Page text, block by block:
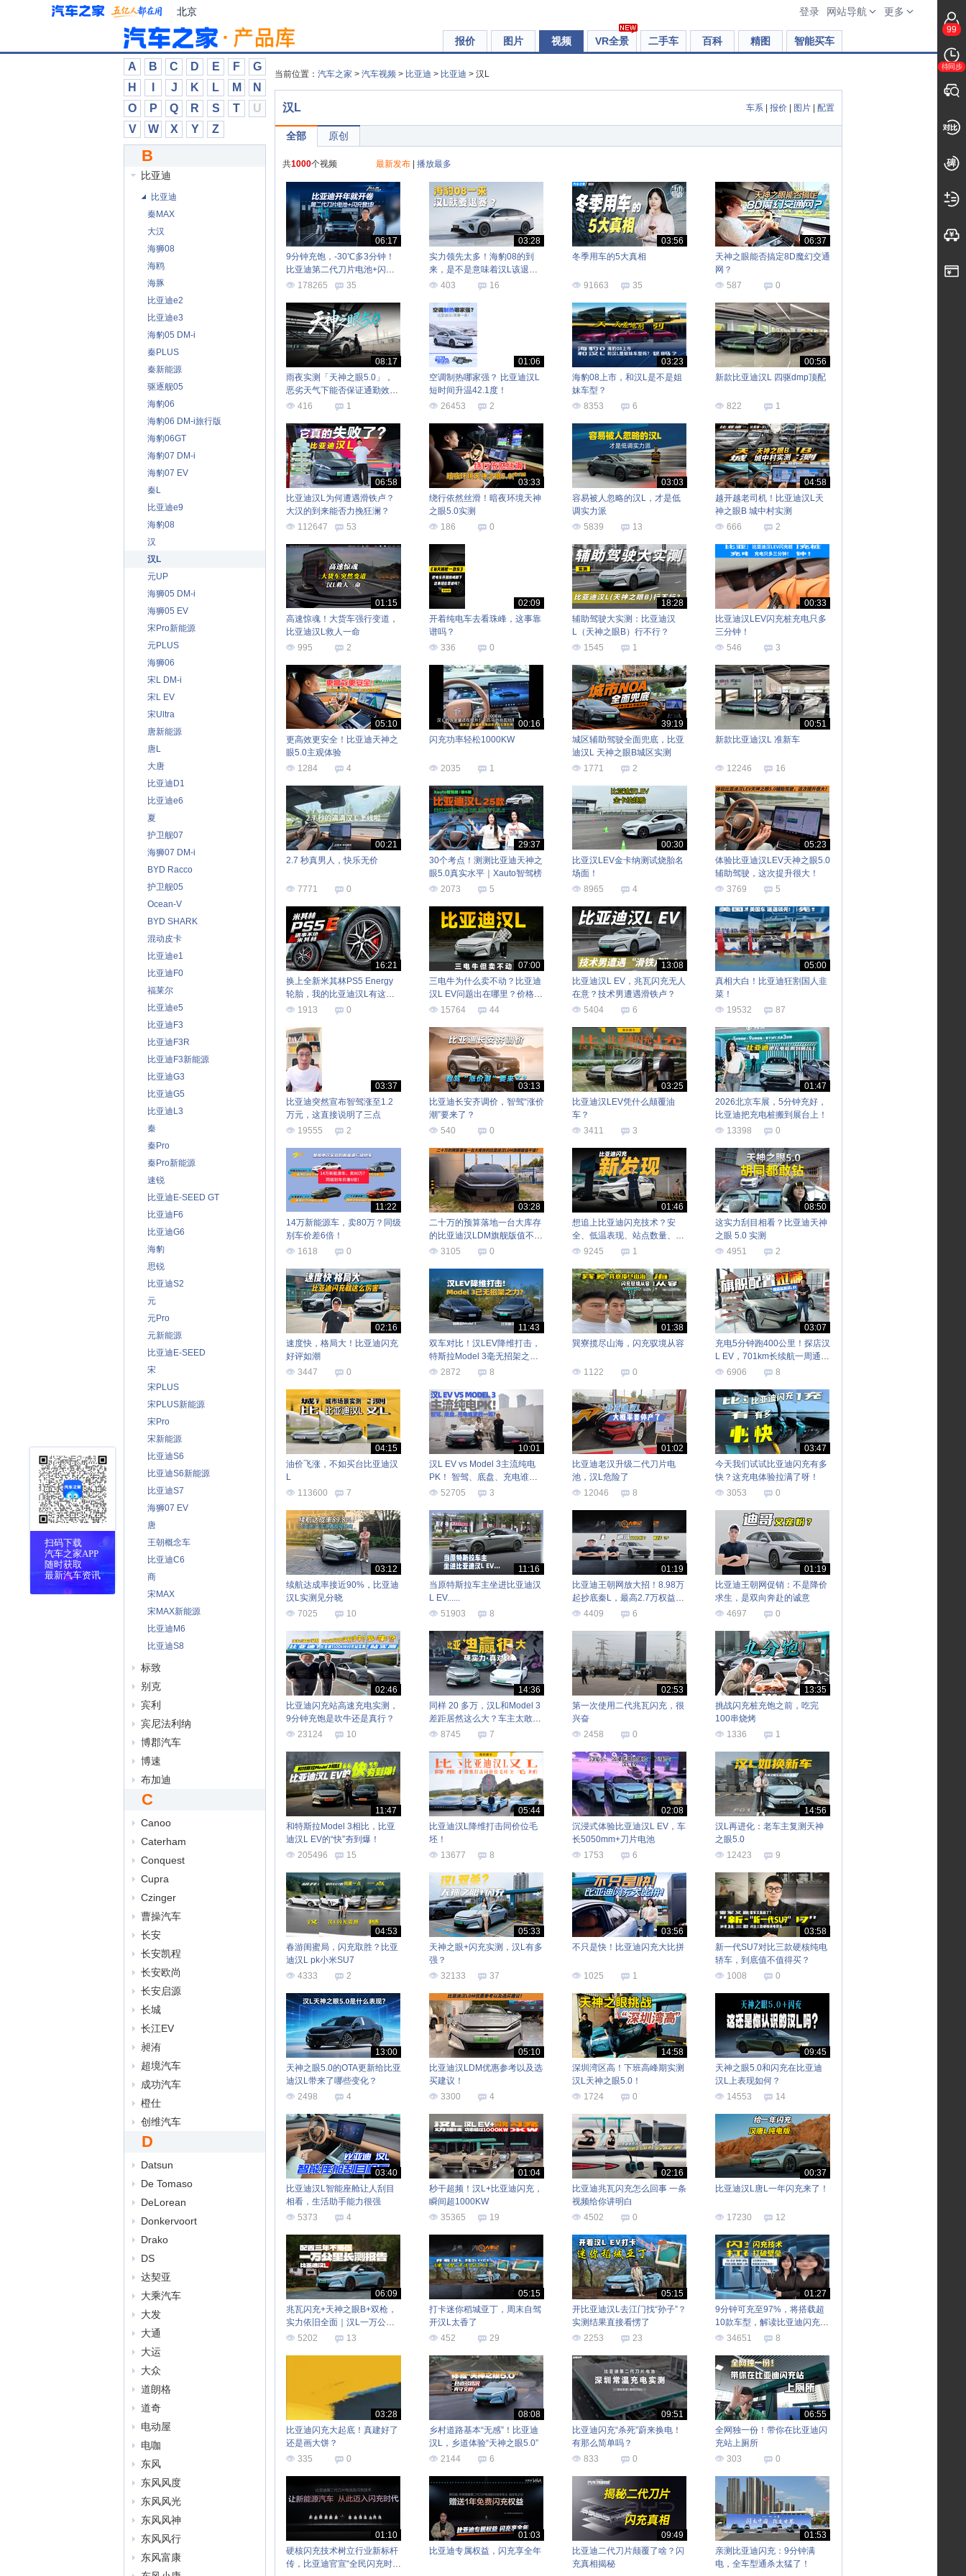
北京 登录 网站导航 更多
报价 图片 视频 VR全景 二手车 百科 精图 智能买车
A B C D E F
G
H
J K L M
N
O
P Q R S T
U
V
W X Y Z
北汽幻速
北汽瑞翔
北汽威旺
北汽新能源
奔驰
奔腾
本田
比德文汽车
比速汽车
比亚迪
比亚迪
秦MAX
大汉
海狮08
海鸥
海豚
比亚迪e2
比亚迪e3
海豹05 DM-i
秦PLUS
秦新能源
驱逐舰05
海豹06
海豹06 DM-i旅行版
海豹06GT
海豹07 DM-i
海豹07 EV
秦L
比亚迪e9
海豹08
汉
汉L
元UP
海狮05 DM-i
海狮05 EV
宋Pro新能源
元PLUS
海狮06
宋L DM-i
宋L EV
宋Ultra
唐新能源
唐L
大唐
比亚迪D1
比亚迪e6
夏
护卫舰07
海狮07 DM-i
BYD Racco
护卫舰05
Ocean-V
BYD SHARK
混动皮卡
比亚迪e1
比亚迪F0
福莱尔
比亚迪e5
比亚迪F3
比亚迪F3R
比亚迪F3新能源
比亚迪G3
比亚迪G5
比亚迪L3
秦
秦Pro
秦Pro新能源
速锐
比亚迪E-SEED GT
比亚迪F6
比亚迪G6
海豹
思锐
比亚迪S2
元
元Pro
元新能源
比亚迪E-SEED
宋
宋PLUS
宋PLUS新能源
宋Pro
宋新能源
比亚迪S6
比亚迪S6新能源
比亚迪S7
海狮07 EV
唐
王朝概念车
比亚迪C6
商
宋MAX
宋MAX新能源
比亚迪M6
比亚迪S8
标致
别克
宾利
宾尼法利纳
博郡汽车
博速
布加迪
C
Canoo
Caterham
Conquest
Cupra
Czinger
曹操汽车
长安
长安凯程
长安欧尚
长安启源
长城
长江EV
昶洧
超境汽车
成功汽车
橙仕
创维汽车
D
Datsun
De Tomaso
DeLorean
Donkervoort
Drako
DS
达契亚
大乘汽车
大发
大通
大运
大众
道朗格
道奇
电动屋
电咖
东风
东风风度
东风风光
东风风神
东风风行
东风富康
B
当前位置： 汽车之家 > 汽车视频 > 比亚迪 > 比亚迪 > 汉L
车系 报价 图片 配置
汉L
全部 原创
共1000个视频 最新发布 播放最多
06:17
9分钟充饱，-30℃多3分钟！
比亚迪第二代刀片电池+闪充
王炸登场！
178265 35
03:28
实力领先太多！海豹08的到
来，是不是意味着汉L该退赛
了？403 16
03:56
冬季用车的5大真相
91663 35
06:37
天神之眼能否搞定8D魔幻交通
网？
587
0
08:17
雨夜实测「天神之眼5.0」，
恶劣天气下能否保证通勤效
率？416 1
01:06
空调制热哪家强？ 比亚迪汉L
短时间升温42.1度！
26453
2
03:23
海豹08上市，和汉L是不是姐
妹车型？
8353
6
00:56
新款比亚迪汉L 四驱dmp顶配
822 1
06:58
比亚迪汉L为何遭遇滑铁卢？
大汉的到来能否力挽狂澜？
112647
53
03:33
绕行依然丝滑！暗夜环境天神
之眼5.0实测
186
0
03:03
容易被人忽略的汉L，才是低
调实力派
5839
13
04:58
越开越老司机！比亚迪汉L天
神之眼B 城中村实测
666
2
01:15
高速惊魂！大货车强行变道，
比亚迪汉L救人一命
995
2
02:09
开着纯电车去看珠峰，这事靠
谱吗？
336
0
18:28
辅助驾驶大实测：比亚迪汉
L（天神之眼B）行不行？
1545
1
00:33
比亚迪汉LEV闪充桩充电只多
三分钟！
546
3
05:10
更高效更安全！比亚迪天神之
眼5.0主观体验
1284
4
00:16
闪充功率轻松1000KW
2035 1
39:19
城区辅助驾驶全面兜底，比亚
迪汉L 天神之眼B城区实测
1771
2
00:51
新款比亚迪汉L 准新车
12246 16
00:21
2.7 秒真男人，快乐无价
7771 0
29:37
30个考点！测测比亚迪天神之
眼5.0真实水平｜Xauto智驾榜
2073
5
00:30
比亚汉LEV金卡纳测试烧胎名
场面！
8965
4
05:23
体验比亚迪汉LEV天神之眼5.0
辅助驾驶，这次提升很大！
3769
5
16:21
换上全新米其林PS5 Energy
轮胎，我的比亚迪汉L有这些
变化1913 0
07:00
三电牛为什么卖不动？比亚迪
汉L EV问题出在哪里？价格
贵？15764 44
13:08
比亚迪汉L EV，兆瓦闪充无人
在意？技术男遭遇滑铁卢？
5404
6
05:00
真相大白！比亚迪狂割国人韭
菜！
19532
87
03:37
比亚迪突然宣布智驾涨至1.2
万元，这直接说明了三点
19555
2
03:13
比亚迪长安齐调价，智驾“涨价
潮”要来了？
540
0
03:25
比亚迪汉LEV凭什么颠覆油
车？
3411
3
01:47
2026北京车展，5分钟充好，
比亚迪把充电桩搬到展台上！
13398
0
11:22
14万新能源车，卖80万？同级
别车价差6倍！
1618
0
03:28
二十万的预算落地一台大库存
的比亚迪汉LDM旗舰版值不
值？3105 0
01:46
想追上比亚迪闪充技术？安
全、低温表现、站点数量、权
益都是门槛
9245 1
08:50
这实力刮目相看？比亚迪天神
之眼 5.0 实测
4951
2
02:16
速度快，格局大！比亚迪闪充
好评如潮
3447
0
11:43
双车对比！汉LEV降维打击，
特斯拉Model 3毫无招架之
力！2872 8
01:38
巽寮揽尽山海，闪充驭境从容
1122 0
03:07
充电5分钟跑400公里！探店汉
L EV，701km长续航一周通勤
不焦虑
6906 8
04:15
油价飞涨，不如买台比亚迪汉
L
113600
7
10:01
汉L EV vs Model 3主流纯电
PK！ 智驾、底盘、充电谁更
胜一筹？
52705 3
01:02
比亚迪老汉升级二代刀片电
池，汉L危险了
12046
8
03:47
今天我们试试比亚迪闪充有多
快？这充电体验拉满了呀！
3053
0
03:12
续航达成率接近90%，比亚迪
汉L实测见分晓
7025
10
11:16
当原特斯拉车主坐进比亚迪汉
L EV......
51903
8
01:19
比亚迪王朝网放大招！8.98万
起抄底秦L，最高2.7万权益太
香了4409 6
01:19
比亚迪王朝网促销：不是降价
求生，是双向奔赴的诚意
4697
0
02:46
比亚迪闪充站高速充电实测，
9分钟充饱是吹牛还是真行？
23124
10
14:36
同样 20 多万，汉L和Model 3
差距居然这么大？车主太敢说
了 8745 7
02:53
第一次使用二代兆瓦闪充，很
兴奋
2458
0
13:35
挑战闪充桩充饱之前，吃完
100串烧烤
1336
1
11:47
和特斯拉Model 3相比，比亚
迪汉L EV的“快”夯到爆！
205496
15
05:44
比亚迪汉L降维打击同价位毛
坯！
13677
8
02:08
沉浸式体验比亚迪汉L EV，车
长5050mm+刀片电池
1753
6
14:56
汉L再进化：老车主复测天神
之眼5.0
12423
9
04:53
春游闺蜜局，闪充取胜？比亚
迪汉L pk小米SU7
4333
2
05:33
天神之眼+闪充实测，汉L有多
强？
32133
37
03:56
不只是快！比亚迪闪充大比拼
1025 1
03:58
新一代SU7对比三款硬核纯电
轿车，到底值不值得买？
1008
0
13:00
天神之眼5.0的OTA更新给比亚
迪汉L带来了哪些变化？
2498
4
05:10
比亚迪汉LDM优惠参考以及选
买建议！
3300
4
14:58
深圳湾区高！下班高峰期实测
汉L天神之眼5.0！
1724
0
09:45
天神之眼5.0和闪充在比亚迪
汉L上表现如何？
14553
14
03:40
比亚迪汉L智能座舱让人刮目
相看，生活助手能力很强
5373
4
01:04
秒干超频！汉L+比亚迪闪充，
瞬间超1000KW
35365
19
02:16
比亚迪兆瓦闪充怎么回事 一条
视频给你讲明白
4502
0
00:37
比亚迪汉L唐L一年闪充来了！
17230 12
06:09
兆瓦闪充+天神之眼B+双枪，
实力依旧全面｜汉L一万公里
长测报告
5202 13
05:15
打卡迷你稻城亚丁，周末自驾
开汉L太香了
452
29
05:15
开比亚迪汉L去江门找“孙子”？
实测结果直接看愣了
2253
23
01:27
9分钟可充至97%，将搭载超
10款车型，解读比亚迪闪充技
术有多强？
34651 8
03:28
比亚迪闪充大起底！真建好了
还是画大饼？
335
0
08:08
乡村道路基本“无感”！比亚迪
汉L，乡道体验“天神之眼5.0”
2144
6
09:51
比亚迪闪充“杀死”蔚来换电！
有那么简单吗？
833
0
06:55
全网独一份！带你在比亚迪闪
充站上厕所
303
0
01:10
硬核闪充技术树立行业新标杆
传，比亚迪官宣“全民闪充时
01:03
比亚迪专属权益，闪充享全年
09:49
比亚迪二代刀片颠覆了啥？闪
充真相揭秘
01:53
亲测比亚迪闪充：9分钟满
电，全车型通杀太猛了！
99
待同步
扫码下载
汽车之家APP
随时获取
最新汽车资讯